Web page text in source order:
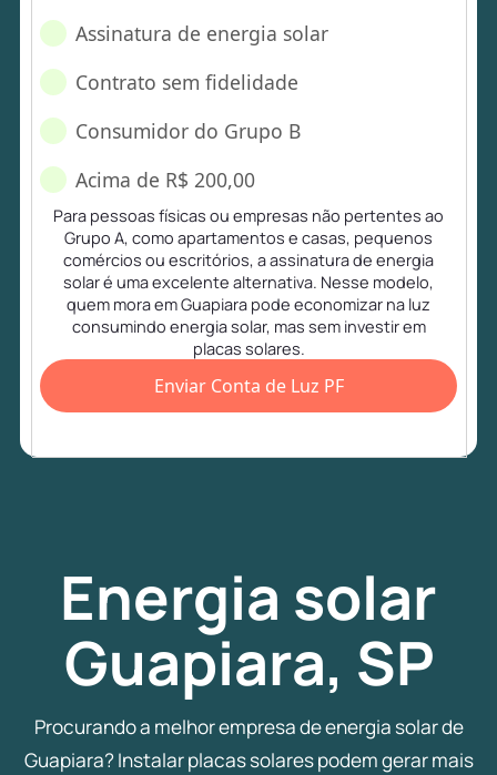
Assinatura de energia solar
Contrato sem fidelidade
Consumidor do Grupo B
Acima de R$ 200,00
Para pessoas físicas ou empresas não pertentes ao
Grupo A, como apartamentos e casas, pequenos
comércios ou escritórios, a assinatura de energia
solar é uma excelente alternativa. Nesse modelo,
quem mora em Guapiara pode economizar na luz
consumindo energia solar, mas sem investir em
placas solares.
Enviar Conta de Luz PF
Energia solar
Guapiara, SP
Procurando a melhor empresa de energia solar de
Guapiara? Instalar placas solares podem gerar mais